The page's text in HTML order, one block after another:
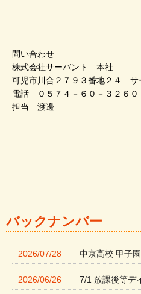
問い合わせ
株式会社サーバント 本社
可児市川合２７９３番地２４ サ
電話 ０５７４－６０－３２６
担当 渡邊
バックナンバー
2026/07/28 中京高校 甲子
2026/06/26 7/1 放課後等デ